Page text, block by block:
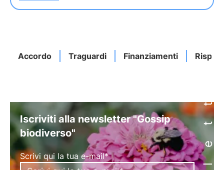
Accordo Traguardi Finanziamenti
Iscriviti alla newsletter "Gossip
biodiverso"
Scrivi qui la tua e-mail*